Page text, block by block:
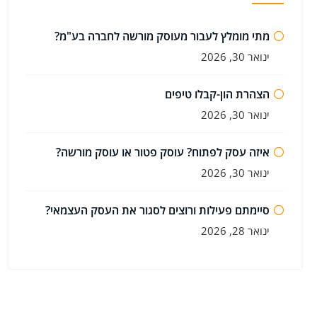
מתי מומלץ לעבור מעוסק מורשה לחברה בע"מ?
ינואר 30, 2026
הצהרת הון-קבלו טיפים
ינואר 30, 2026
איזה עסק לפתוח? עוסק פטור או עוסק מורשה?
ינואר 30, 2026
סיימתם פעילות ורוצים לסגור את העסק העצמאי?
ינואר 28, 2026